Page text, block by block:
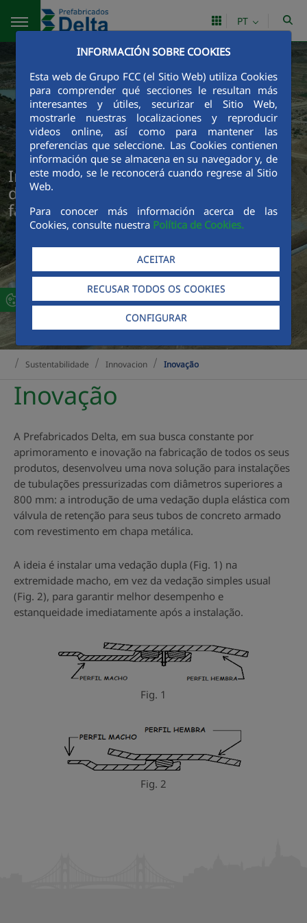
Pular para o Conteúdo principal
INFORMACIÓN SOBRE COOKIES
Esta web de Grupo FCC (el Sitio Web) utiliza Cookies
para comprender qué secciones le resultan más
interesantes y útiles, securizar el Sitio Web,
mostrarle nuestras localizaciones y reproducir
videos online, así como para mantener las
preferencias que seleccione. Las Cookies contienen
información que se almacena en su navegador y, de
este modo, se le reconocerá cuando regrese al Sitio
Web.
Para conocer más información acerca de las
Cookies, consulte nuestra Política de Cookies.
ACEITAR
RECUSAR TODOS OS COOKIES
CONFIGURAR
PT
Impulsionamos a construção através
da inovação e da tecnologia de pré-
fabricação
Sustentabilidade Innovacion Inovação
Inovação
A Prefabricados Delta, em sua busca constante por
aprimoramento e inovação na fabricação de todos os seus
produtos, desenvolveu uma nova solução para instalações
de tubulações pressurizadas com diâmetros superiores a
800 mm: a introdução de uma vedação dupla elástica com
válvula de retenção para seus tubos de concreto armado
com revestimento em chapa metálica.
A ideia é instalar uma vedação dupla (Fig. 1) na
extremidade macho, em vez da vedação simples usual
(Fig. 2), para garantir melhor desempenho e
estanqueidade imediatamente após a instalação.
Fig. 1
Fig. 2